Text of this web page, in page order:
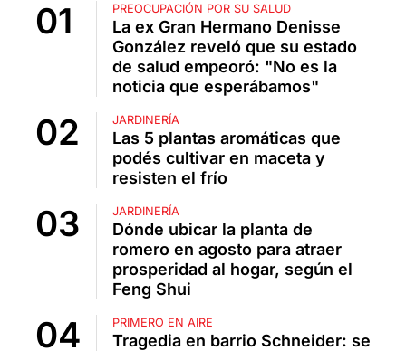
PREOCUPACIÓN POR SU SALUD
La ex Gran Hermano Denisse
González reveló que su estado
de salud empeoró: "No es la
noticia que esperábamos"
JARDINERÍA
Las 5 plantas aromáticas que
podés cultivar en maceta y
resisten el frío
JARDINERÍA
Dónde ubicar la planta de
romero en agosto para atraer
prosperidad al hogar, según el
Feng Shui
PRIMERO EN AIRE
Tragedia en barrio Schneider: se